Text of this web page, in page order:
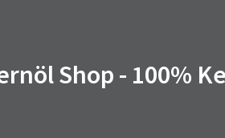
Shop - 100%